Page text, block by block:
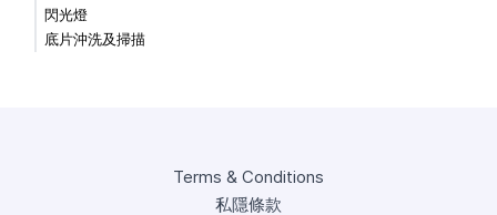
閃光燈
底片沖洗及掃描
Terms & Conditions
私隱條款